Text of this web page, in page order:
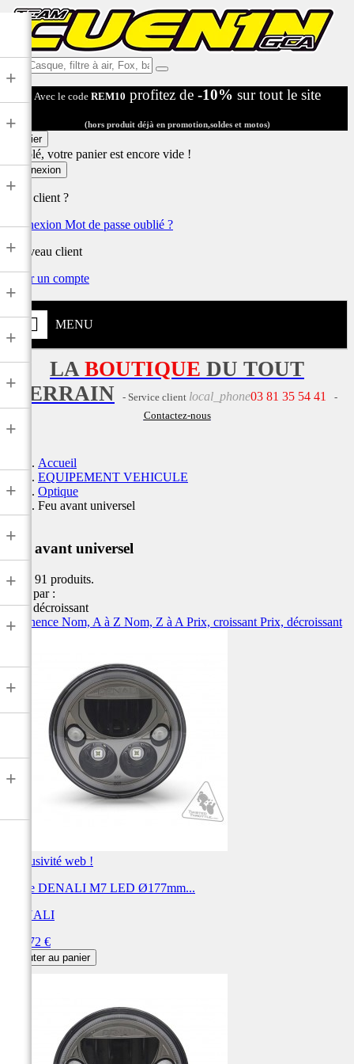
Ex:
Casque,
filtre
air,
Fox,
...
Avec le code REM10 profitez de -10% sur tout le site
(hors produit déjà en promotion,soldes et motos)
Panier
Désolé, votre panier est encore vide !
Connexion
Déjà client ?
Connexion Mot de passe oublié ?
Nouveau client
Créer un compte
MENU
+
+
+
+
+
+
+
+
+
+
+
+
+
+
LA BOUTIQUE DU TOUT
TERRAIN
- Service client local_phone03 81 35 54 41
-
Contactez-nous
Accueil
EQUIPEMENT VEHICULE
Optique
Feu avant universel
Feu avant universel
Il y a 91 produits.
Trier par :
Prix, décroissant
Pertinence Nom, A à Z Nom, Z à A Prix, croissant Prix, décroissant
Exclusivité web !
Phare DENALI M7 LED Ø177mm...
DENALI
579,72 €
Ajouter au panier